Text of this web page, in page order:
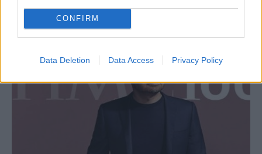
CONFIRM
Data Deletion Data Access Privacy Policy
πολύ δύσκολη» παραδέχεται ο Πεζεσκιάν – Ερωτήματα
για την εξουσία πίσω από τις κλειστές πόρτες
ΑΝΑΡΤΗΘΗΚΕ ΑΠΟDKATSAMADOU 5 ΑΥΓΟΎΣΤΟΥ 2026